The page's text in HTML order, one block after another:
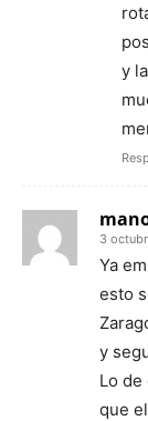
y
3
Ya
esto
y
Lo
que